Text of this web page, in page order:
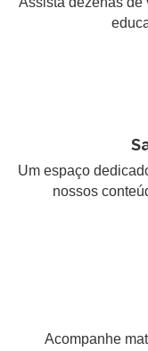
Um espaço
nossos
Acompanhe